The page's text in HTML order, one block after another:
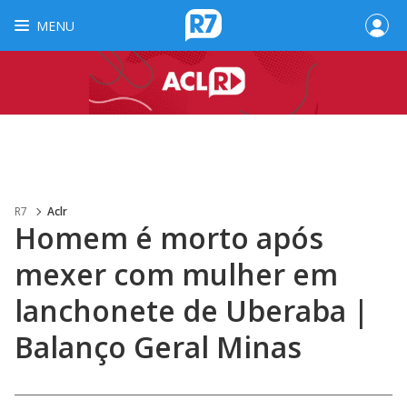
MENU
R7 Aclr
Homem é morto após
mexer com mulher em
lanchonete de Uberaba |
Balanço Geral Minas